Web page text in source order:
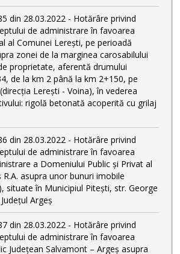
din 28.03.2022 - Hotărâre privind
de administrare în favoarea
al Comunei Lerești, pe perioadă
zonei de la marginea carosabilului
proprietate, aferentă drumului
de la km 2 până la km 2+150, pe
Lerești - Voina), în vederea
rigolă betonată acoperită cu grilaj
din 28.03.2022 - Hotărâre privind
de administrare în favoarea
a Domeniului Public și Privat al
R.A. asupra unor bunuri imobile
situate în Municipiul Pitești, str. George
Argeș
din 28.03.2022 - Hotărâre privind
de administrare în favoarea
Județean Salvamont – Argeș asupra